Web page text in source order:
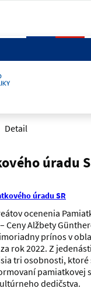
Detail
úradu
úradu SR
ocenenia
Ceny Alžbety
prínos v
rok 2022. Z
tri osobnosti, ktoré
pamiatkovej
dedičstva.